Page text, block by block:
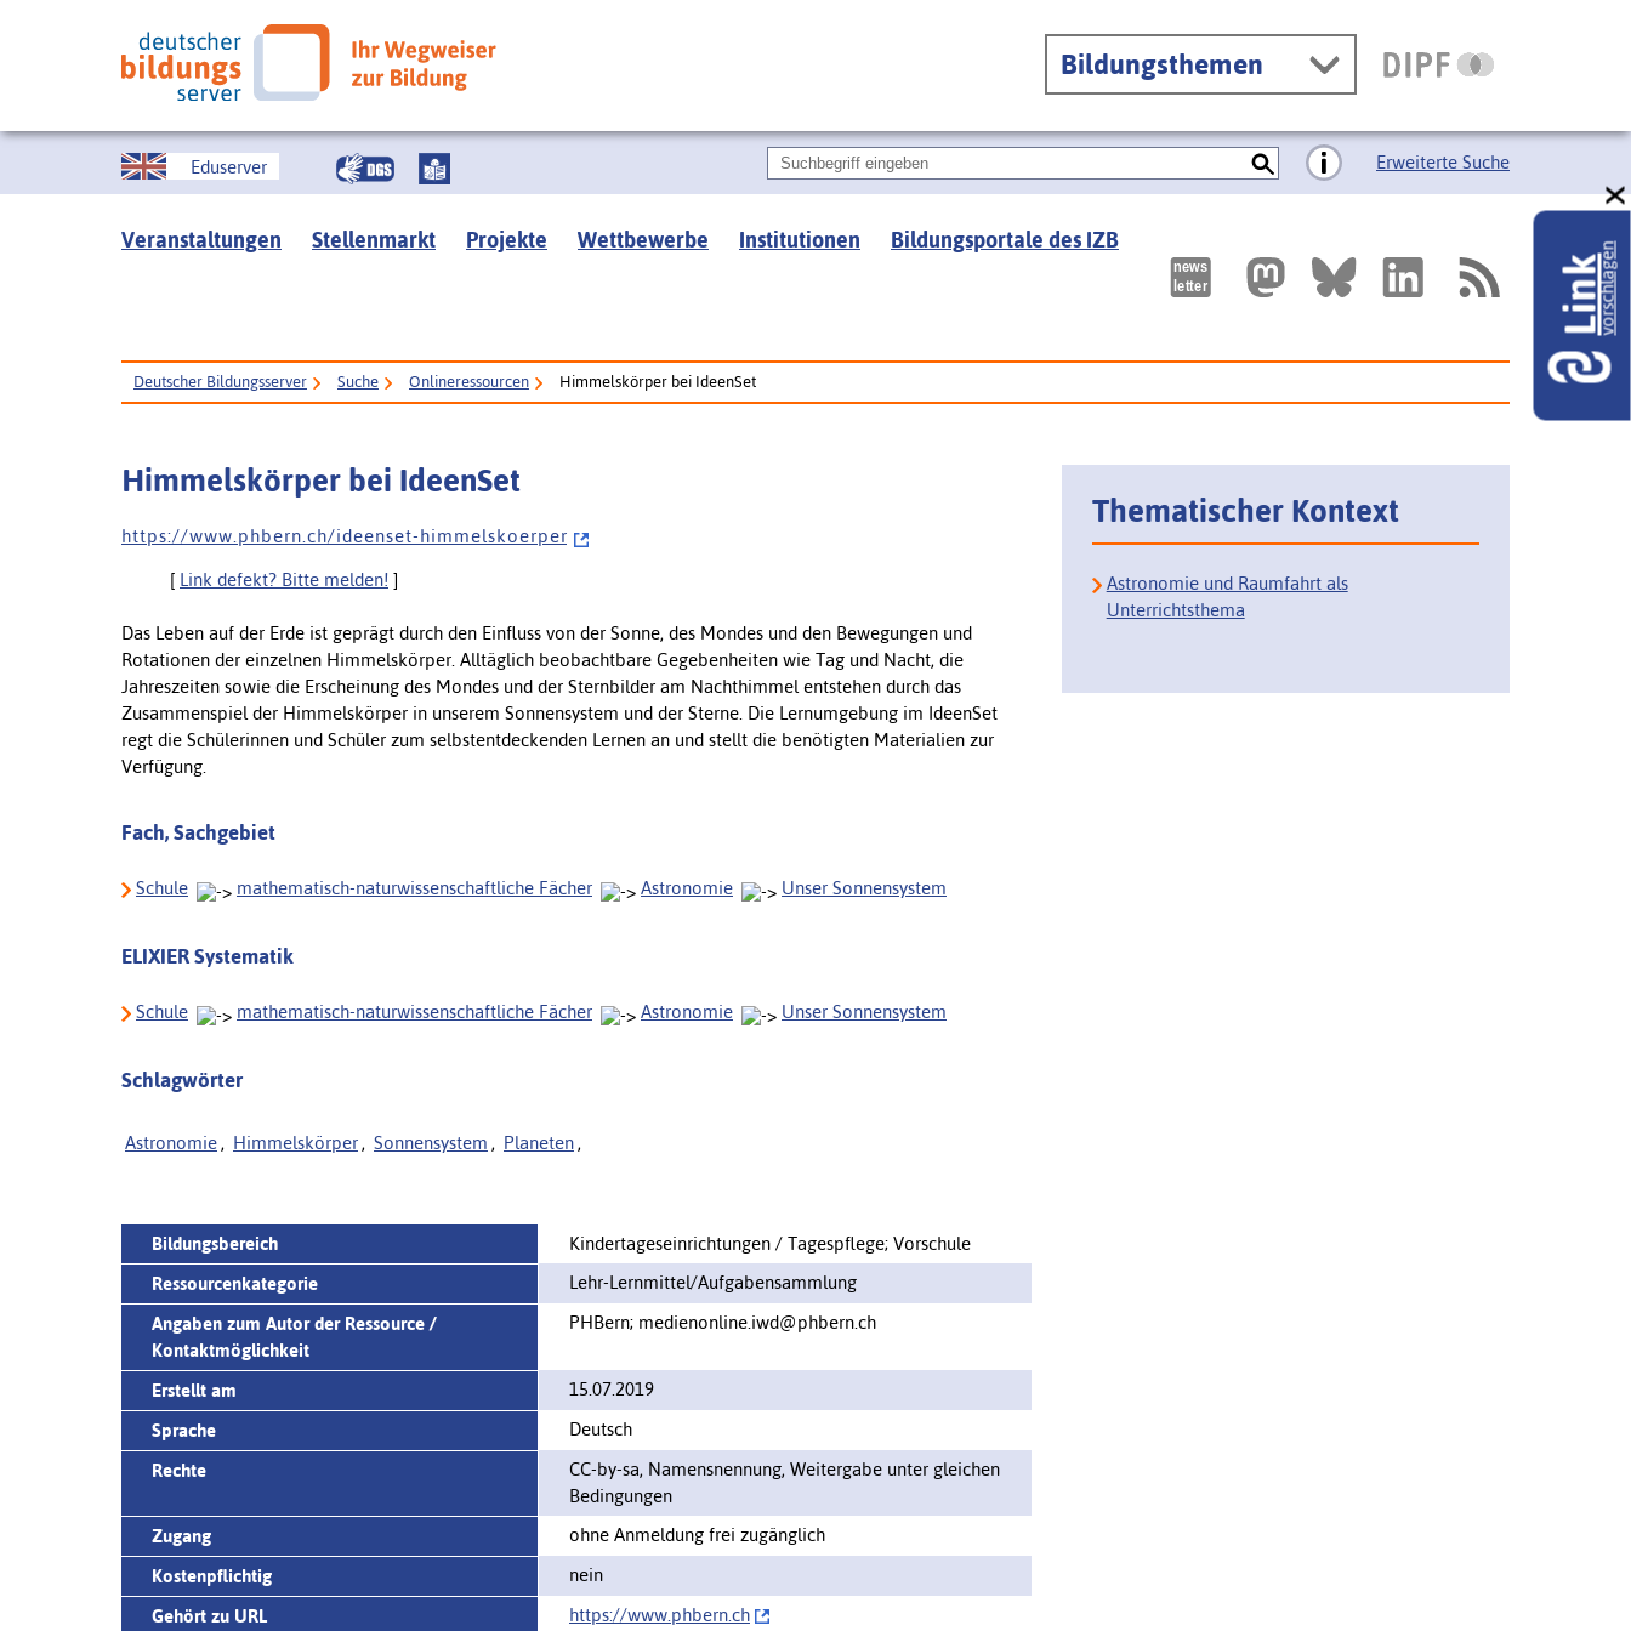
Bildungsthemen
Eduserver Erweiterte Suche
Veranstaltungen Stellenmarkt Projekte Wettbewerbe Institutionen Bildungsportale des IZB
Deutscher Bildungsserver Suche Onlineressourcen Himmelskörper bei IdeenSet
Himmelskörper bei IdeenSet
h t t p s : / / w w w . p h b e r n . c h / i d e e n s e t - h i m m e l s k o e r p e r
[ Link defekt? Bitte melden! ]
Das Leben auf der Erde ist geprägt durch den Einfluss von der Sonne, des Mondes und den Bewegungen und
Rotationen der einzelnen Himmelskörper. Alltäglich beobachtbare Gegebenheiten wie Tag und Nacht, die
Jahreszeiten sowie die Erscheinung des Mondes und der Sternbilder am Nachthimmel entstehen durch das
Zusammenspiel der Himmelskörper in unserem Sonnensystem und der Sterne. Die Lernumgebung im IdeenSet
regt die Schülerinnen und Schüler zum selbstentdeckenden Lernen an und stellt die benötigten Materialien zur
Verfügung.
Fach, Sachgebiet
Schule mathematisch-naturwissenschaftliche Fächer Astronomie Unser Sonnensystem
ELIXIER Systematik
Schule mathematisch-naturwissenschaftliche Fächer Astronomie Unser Sonnensystem
Schlagwörter
Astronomie , Himmelskörper , Sonnensystem , Planeten ,
Bildungsbereich
Kindertageseinrichtungen / Tagespflege; Vorschule
Ressourcenkategorie
Lehr-Lernmittel/Aufgabensammlung
Angaben zum Autor der Ressource /
Kontaktmöglichkeit
PHBern; medienonline.iwd@phbern.ch
Erstellt am
15.07.2019
Sprache
Deutsch
Rechte
CC-by-sa, Namensnennung, Weitergabe unter gleichen
Bedingungen
Zugang
ohne Anmeldung frei zugänglich
Kostenpflichtig
nein
Gehört zu URL
https://‌www.phbern.ch
Thematischer Kontext
Astronomie und Raumfahrt als
Unterrichtsthema
Linkvorschlagen